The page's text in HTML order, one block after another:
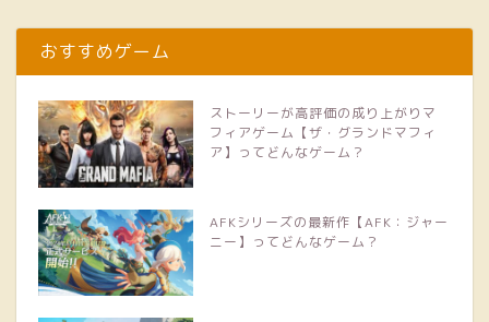
おすすめゲーム
ストーリーが高評価の成り上がりマ
フィアゲーム【ザ・グランドマフィ
ア】ってどんなゲーム？
AFKシリーズの最新作【AFK：ジャー
ニー】ってどんなゲーム？